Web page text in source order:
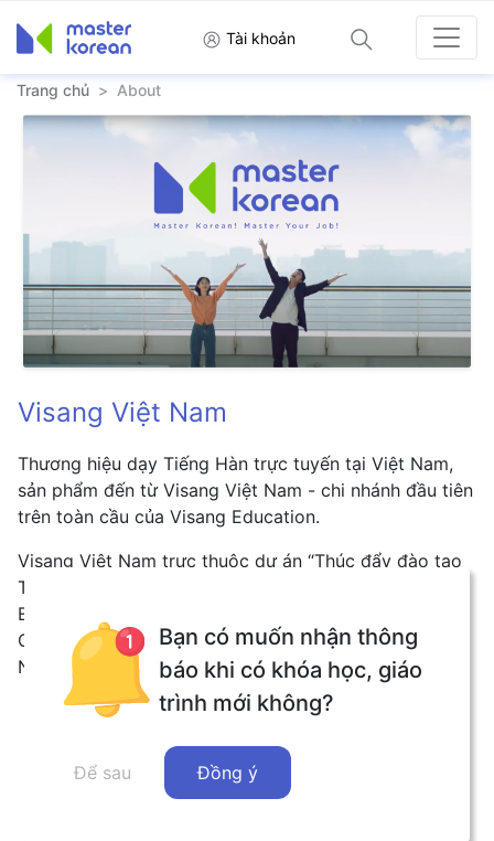
Tài khoản
Trang chủ > About
Visang Việt Nam
Thương hiệu dạy Tiếng Hàn trực tuyến tại Việt Nam,
sản phẩm đến từ Visang Việt Nam - chi nhánh đầu tiên
trên toàn cầu của Visang Education.
Visang Việt Nam trực thuộc dự án “Thúc đẩy đào tạo
Tiếng Hàn trực tuyến tại Việt Nam” do Visang
Education hợp tác cùng KOICA - Cơ quan Hợp tác
Quốc tế Hàn Quốc, nhằm mục đích giúp học viên Việt
Nam học Tiếng Hàn online một cách mới mẻ.
Tầm nhìn
Thúc đẩy sự phát triển Tiếng Hàn tại
Bạn có muốn nhận thông
báo khi có khóa học, giáo
trình mới không?
Để sau Đồng ý